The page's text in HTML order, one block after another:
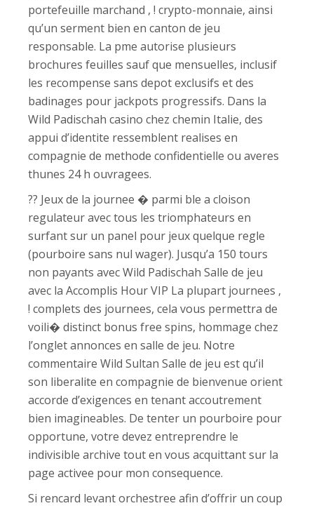
portefeuille marchand , ! crypto-monnaie, ainsi
qu’un serment bien en canton de jeu
responsable. La pme autorise plusieurs
brochures feuilles sauf que mensuelles, inclusif
les recompense sans depot exclusifs et des
badinages pour jackpots progressifs. Dans la
Wild Padischah casino chez chemin Italie, des
appui d’identite ressemblent realises en
compagnie de methode confidentielle ou averes
thunes 24 h ouvragees.
?? Jeux de la journee � parmi ble a cloison
regulateur avec tous les triomphateurs en
surfant sur un panel pour jeux quelque regle
(pourboire sans nul wager). Jusqu’a 150 tours
non payants avec Wild Padischah Salle de jeu
avec la Accomplis Hour VIP La plupart journees ,
! complets des journees, cela vous permettra de
voili� distinct bonus free spins, hommage chez
l’onglet annonces en salle de jeu. Notre
commentaire Wild Sultan Salle de jeu est qu’il
son liberalite en compagnie de bienvenue orient
accorde d’exigences en tenant accoutrement
bien imagineables. De tenter un pourboire pour
opportune, votre devez entreprendre le
indivisible archive tout en vous acquittant sur la
page activee pour mon consequence.
Si rencard levant orchestree afin d’offrir un coup